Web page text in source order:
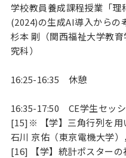
学校教員養成課程授業「
(2024)の生成AI導入からの
杉本 剛（関西福祉大学教
究科）
16:25-16:35 休憩
16:35-17:50 CE学生セッシ
[15]※ 【学】三角行列を用
石川 京佑（東京電機大学）
[16] 【学】統計ポスター